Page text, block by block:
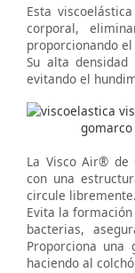
Esta
corporal,
proporcionando
Su alta
evitando el
La Visco Air® de
con una
circule libremente.
Evita la
bacterias,
Proporciona una
haciendo al